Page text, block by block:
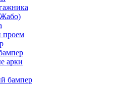
проем
арки
бампер